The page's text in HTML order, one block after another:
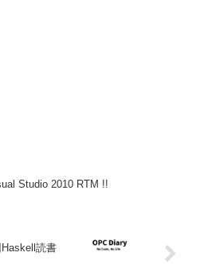
Studio 2010 RTM !!
読書